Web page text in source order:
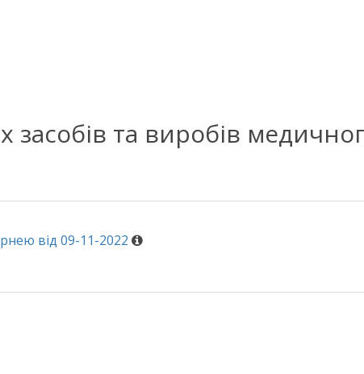
засобів та виробів
від 09-11-2022